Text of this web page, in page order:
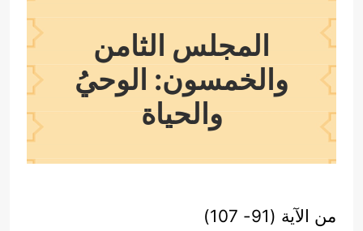
المجلس الثامن
والخمسون: الوحيُ
والحياة
من الآية (91- 107)